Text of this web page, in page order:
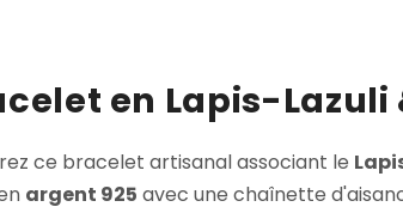
en Lapis-
ce bracelet artisanal associant le
argent 925 avec une chaînette